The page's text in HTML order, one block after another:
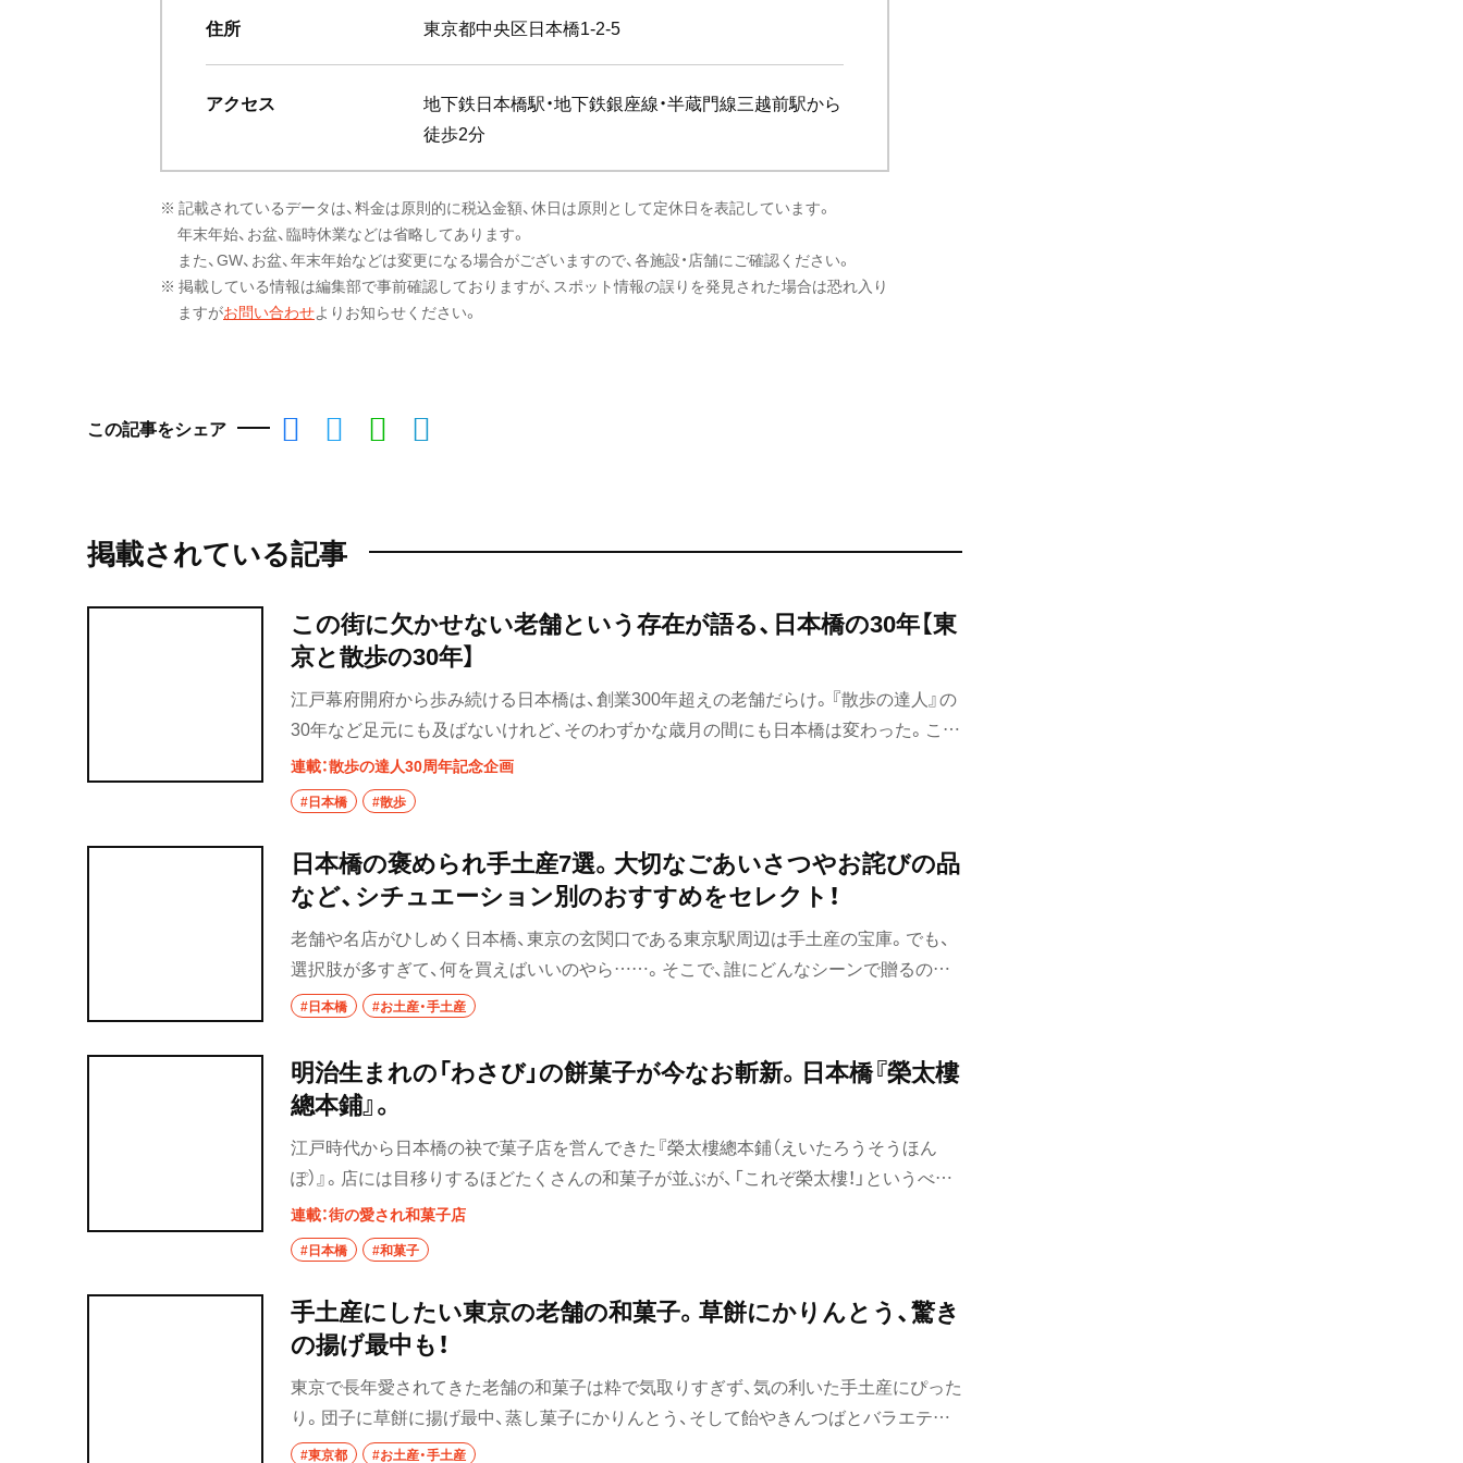
住所 東京都中央区日本橋1-2-5
アクセス
地下鉄日本橋駅・地下鉄銀座線・半蔵門線三越前駅から
徒歩2分
※ 記載されているデータは、料金は原則的に税込金額、休日は原則として定休日を表記しています。
年末年始、お盆、臨時休業などは省略してあります。
また、GW、お盆、年末年始などは変更になる場合がございますので、各施設・店舗にご確認ください。
※ 掲載している情報は編集部で事前確認しておりますが、スポット情報の誤りを発見された場合は恐れ入り
ますがお問い合わせよりお知らせください。
この記事をシェア
掲載されている記事
この街に欠かせない老舗という存在が語る、日本橋の30年【東
京と散歩の30年】
江戸幕府開府から歩み続ける日本橋は、創業300年超えの老舗だらけ。『散歩の達人』の
30年など足元にも及ばないけれど、そのわずかな歳月の間にも日本橋は変わった。この
地でのれんを守る老舗の“旦那さん”は何を思うのか。
連載：散歩の達人30周年記念企画
#日本橋 #散歩
日本橋の褒められ手土産7選。大切なごあいさつやお詫びの品
など、シチュエーション別のおすすめをセレクト！
老舗や名店がひしめく日本橋、東京の玄関口である東京駅周辺は手土産の宝庫。でも、
選択肢が多すぎて、何を買えばいいのやら……。そこで、誰にどんなシーンで贈るのか、
シチュエーション別に褒められ手土産をセレクトしてみました。
#日本橋 #お土産・手土産
明治生まれの「わさび」の餅菓子が今なお斬新。日本橋『榮太樓
總本鋪』。
江戸時代から日本橋の袂で菓子店を営んできた『榮太樓總本鋪（えいたろうそうほん
ぽ）』。店には目移りするほどたくさんの和菓子が並ぶが、「これぞ榮太樓！」というべき
和菓子はこの4つだ！
連載：街の愛され和菓子店
#日本橋 #和菓子
手土産にしたい東京の老舗の和菓子。草餅にかりんとう、驚き
の揚げ最中も！
東京で長年愛されてきた老舗の和菓子は粋で気取りすぎず、気の利いた手土産にぴった
り。団子に草餅に揚げ最中、蒸し菓子にかりんとう、そして飴やきんつばとバラエティ
豊か。パッケージも趣たっぷりの6軒の老舗の和菓子をご紹介！
#東京都 #お土産・手土産